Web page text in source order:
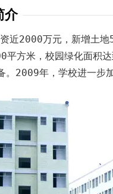
介
近2000万元，新增土
方米，校园绿化面积
2009年，学校进一步